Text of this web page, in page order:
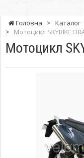
Головна > Каталог
>
Мотоцикл SKYBIKE
Мотоцикл